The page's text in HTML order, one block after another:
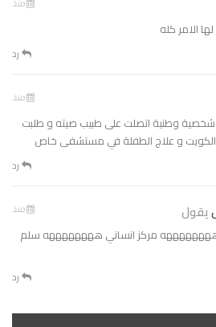
الامر كله
رد
منذ
وطنية اتصلت على طبيب صيته و طلبت
الكويت و علاج الطفلة في مستشفى خاص
رد
يقول منذ
ههههههههه مركز انساني ههههههههه سلم
رد